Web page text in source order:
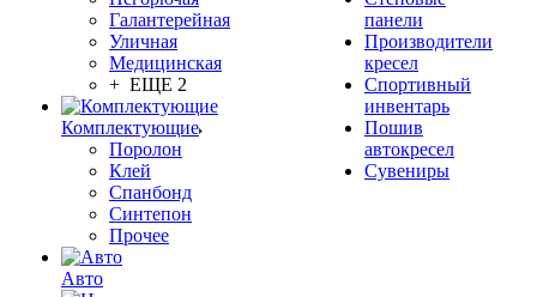
Галантерейная
Уличная
Медицинская
+ ЕЩЕ 2
Комплектующие
Поролон
Клей
Спанбонд
Синтепон
Прочее
Авто
панели
Производители
кресел
Спортивный
инвентарь
Пошив
автокресел
Сувениры